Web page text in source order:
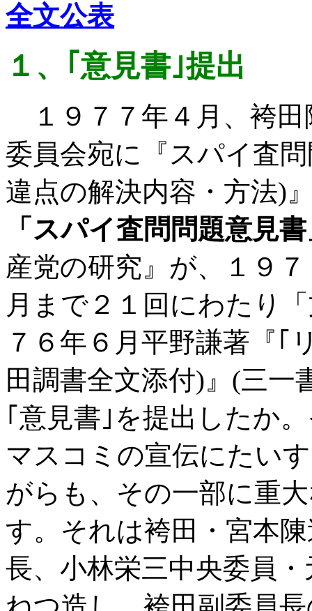
全文公表
１、｢意見書｣提出
１９７７年４月、袴田
委員会宛に『スパイ査
違点の解決内容・方法)
「スパイ査問問題意見
産党の研究』が、１９
月まで２１回にわたり
７６年６月平野謙著『｢
田調書全文添付) 』 (三一
｢意見書｣を提出したか
マスコミの宣伝にたい
がらも、その一部に重
す。それは袴田・宮本
長、小林栄三中央委員